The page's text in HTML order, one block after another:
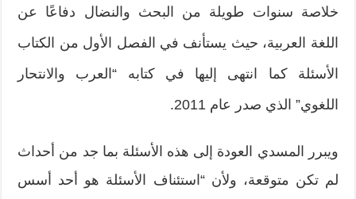
خلاصة سنوات طويلة من البحث والنضال دفاعًا عن
اللغة العربية، حيث يستأنف في الفصل الأول من الكتاب
الأسئلة كما انتهى إليها في كتابه “العرب والانتحار
اللغوي” الذي صدر عام 2011.
ويبرر المسدي العودة إلى هذه الأسئلة بما جد من أحداث
لم تكن متوقعة، ولأن “استئناف الأسئلة هو أحد أسس